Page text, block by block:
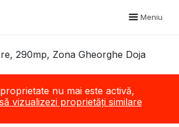
Meniu
290mp, Zona Gheorghe Doja
nu mai este activă,
vizualizezi proprietăți similare